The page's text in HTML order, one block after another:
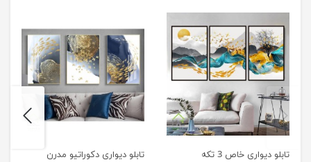
تابلو دیواری خاص 3 تکه تابلو دیواری دکوراتیو مدرن
previus